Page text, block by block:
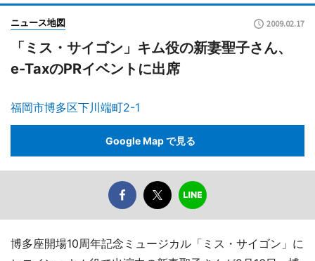
ニュース地図 2009.02.17
「ミス・サイゴン」キム役の新妻聖子さん、
e-TaxのPRイベントに出席
福岡市博多区下川端町2-1
Google Map で見る
博多座開場10周年記念ミュージカル「ミス・サイゴン」に